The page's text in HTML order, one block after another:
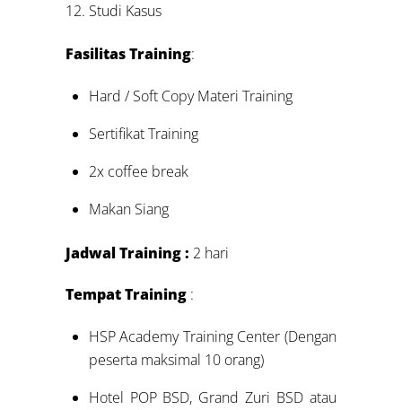
Studi Kasus
Fasilitas Training:
Hard / Soft Copy Materi Training
Sertifikat Training
2x coffee break
Makan Siang
Jadwal Training : 2 hari
Tempat Training :
HSP Academy Training Center (Dengan
peserta maksimal 10 orang)
Hotel POP BSD, Grand Zuri BSD atau